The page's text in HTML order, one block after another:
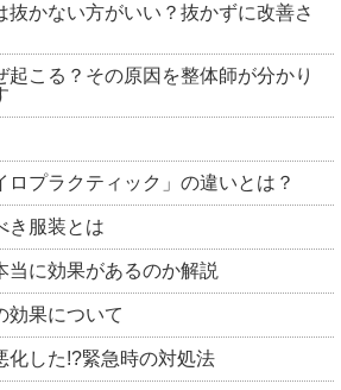
抜かない方がいい？抜かずに改善さ
起こる？その原因を整体師が分かり
ロプラクティック」の違いとは？
き服装とは
当に効果があるのか解説
効果について
化した!?緊急時の対処法